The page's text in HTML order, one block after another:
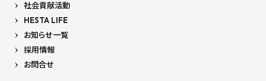
社会貢献活動
HESTA LIFE
お知らせ一覧
採用情報
お問合せ